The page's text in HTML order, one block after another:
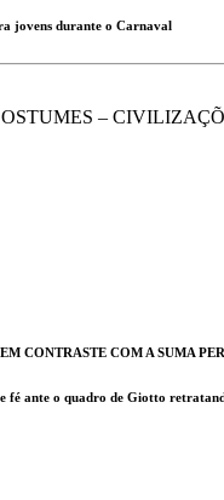
jovens durante o Carnaval
–
CONTRASTE COM A SUMA
fé ante o quadro de Giotto